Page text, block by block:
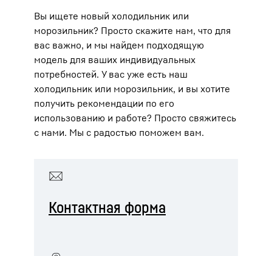
Вы ищете новый холодильник или
морозильник? Просто скажите нам, что для
вас важно, и мы найдем подходящую
модель для ваших индивидуальных
потребностей. У вас уже есть наш
холодильник или морозильник, и вы хотите
получить рекомендации по его
использованию и работе? Просто свяжитесь
с нами. Мы с радостью поможем вам.
Контактная форма